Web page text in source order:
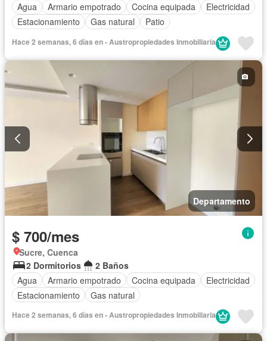
Agua
Armario empotrado Cocina equipada
Electricidad
Estacionamiento
Gas natural Patio
Hace 2 semanas, 6 días en - Austropropiedades Inmobiliaria
Departamento
$ 700/mes
Sucre, Cuenca
2 Dormitorios
2 Baños
Agua
Armario empotrado Cocina equipada
Electricidad
Estacionamiento
Gas natural
Hace 2 semanas, 6 días en - Austropropiedades Inmobiliaria